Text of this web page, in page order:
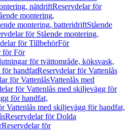
nätdriftReservdelar för
montering,
montering, batteridriftStående
för Stående montering,
för TillbehörFör
för För
för tvättområde, köksvask,
för handfatReservdelar för Vattenlås
för VattenlåsVattenlås med
för Vattenlås med skiljevägg för
för handfat,
Vattenlås med skiljevägg för handfat,
Reservdelar för Dolda
Reservdelar för